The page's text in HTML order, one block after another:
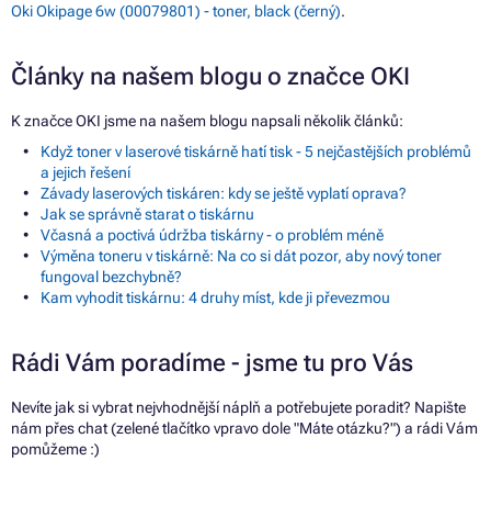
Oki Okipage 6w (00079801) - toner, black (černý).
Články na našem blogu o značce OKI
K značce OKI jsme na našem blogu napsali několik článků:
Když toner v laserové tiskárně hatí tisk - 5 nejčastějších problémů
a jejich řešení
Závady laserových tiskáren: kdy se ještě vyplatí oprava?
Jak se správně starat o tiskárnu
Včasná a poctivá údržba tiskárny - o problém méně
Výměna toneru v tiskárně: Na co si dát pozor, aby nový toner
fungoval bezchybně?
Kam vyhodit tiskárnu: 4 druhy míst, kde ji převezmou
Rádi Vám poradíme - jsme tu pro Vás
Nevíte jak si vybrat nejvhodnější náplň a potřebujete poradit? Napište
nám přes chat (zelené tlačítko vpravo dole "Máte otázku?") a rádi Vám
pomůžeme :)